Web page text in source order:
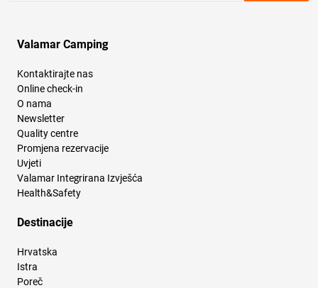
Valamar Camping
Kontaktirajte nas
Online check-in
O nama
Newsletter
Quality centre
Promjena rezervacije
Uvjeti
Valamar Integrirana Izvješća
Health&Safety
Destinacije
Hrvatska
Istra
Poreč